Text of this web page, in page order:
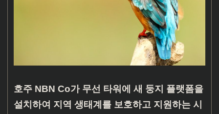
호주 NBN Co가 무선 타워에 새 둥지 플랫폼을
설치하여 지역 생태계를 보호하고 지원하는 시